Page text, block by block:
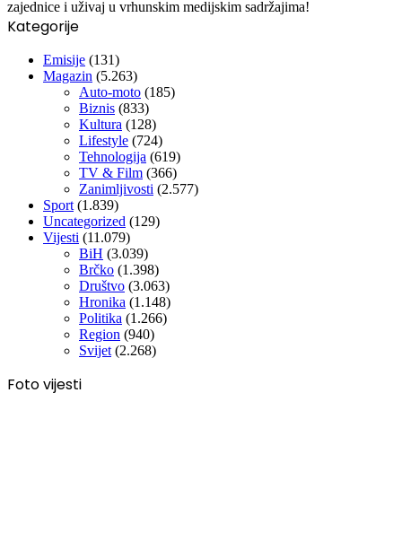
zajednice i uživaj u vrhunskim medijskim sadržajima!
Kategorije
Emisije (131)
Magazin (5.263)
Auto-moto (185)
Biznis (833)
Kultura (128)
Lifestyle (724)
Tehnologija (619)
TV & Film (366)
Zanimljivosti (2.577)
Sport (1.839)
Uncategorized (129)
Vijesti (11.079)
BiH (3.039)
Brčko (1.398)
Društvo (3.063)
Hronika (1.148)
Politika (1.266)
Region (940)
Svijet (2.268)
Foto vijesti